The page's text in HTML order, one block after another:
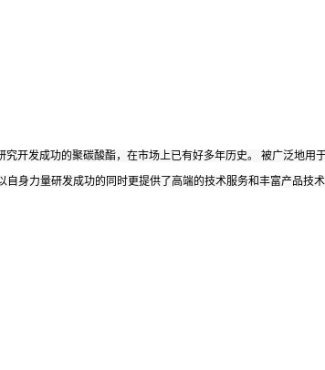
究开发成功的聚碳酸酯，在市场上已有好多年历史。 被广泛地用
身力量研发成功的同时更提供了高端的技术服务和丰富产品技术